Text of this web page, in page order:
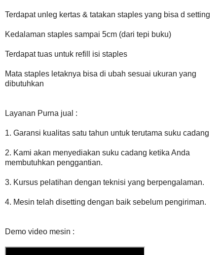
Terdapat unleg kertas & tatakan staples yang bisa d setting
Kedalaman staples sampai 5cm (dari tepi buku)
Terdapat tuas untuk refill isi staples
Mata staples letaknya bisa di ubah sesuai ukuran yang
dibutuhkan
Layanan Purna jual :
1. Garansi kualitas satu tahun untuk terutama suku cadang
2. Kami akan menyediakan suku cadang ketika Anda
membutuhkan penggantian.
3. Kursus pelatihan dengan teknisi yang berpengalaman.
4. Mesin telah disetting dengan baik sebelum pengiriman.
Demo video mesin :